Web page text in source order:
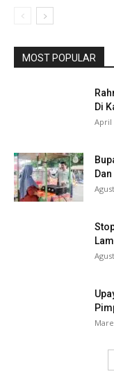
MOST POPULAR
Di
April